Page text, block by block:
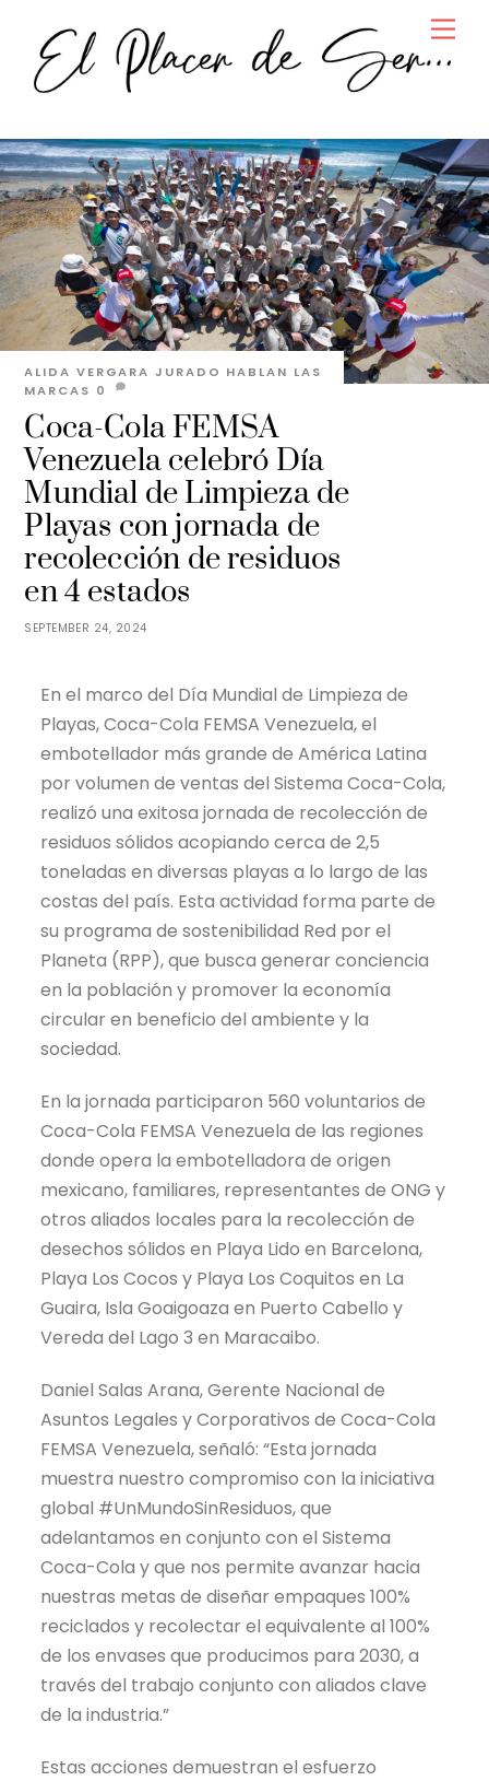
content
SEPTEMBER 24, 2024
Coca-Cola FEMSA
Venezuela celebró Día
Mundial de Limpieza de
Playas con jornada de
recolección de residuos
en 4 estados
ALIDA VERGARA JURADO HABLAN LAS
MARCAS 0
En el marco del Día Mundial de Limpieza de
Playas, Coca-Cola FEMSA Venezuela, el
embotellador más grande de América Latina
por volumen de ventas del Sistema Coca-Cola,
realizó una exitosa jornada de recolección de
residuos sólidos acopiando cerca de 2,5
toneladas en diversas playas a lo largo de las
costas del país. Esta actividad forma parte de
su programa de sostenibilidad Red por el
Planeta (RPP), que busca generar conciencia
en la población y promover la economía
circular en beneficio del ambiente y la
sociedad.
En la jornada participaron 560 voluntarios de
Coca-Cola FEMSA Venezuela de las regiones
donde opera la embotelladora de origen
mexicano, familiares, representantes de ONG y
otros aliados locales para la recolección de
desechos sólidos en Playa Lido en Barcelona,
Playa Los Cocos y Playa Los Coquitos en La
Guaira, Isla Goaigoaza en Puerto Cabello y
Vereda del Lago 3 en Maracaibo.
Daniel Salas Arana, Gerente Nacional de
Asuntos Legales y Corporativos de Coca-Cola
FEMSA Venezuela, señaló: “Esta jornada
muestra nuestro compromiso con la iniciativa
global #UnMundoSinResiduos, que
adelantamos en conjunto con el Sistema
Coca-Cola y que nos permite avanzar hacia
nuestras metas de diseñar empaques 100%
reciclados y recolectar el equivalente al 100%
de los envases que producimos para 2030, a
través del trabajo conjunto con aliados clave
de la industria.”
Estas acciones demuestran el esfuerzo